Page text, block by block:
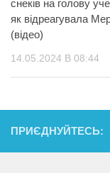
снеків на голову
як відреагувала
(відео)
14.05.2024 В 08:44
ПРИЄДНУЙТЕСЬ: